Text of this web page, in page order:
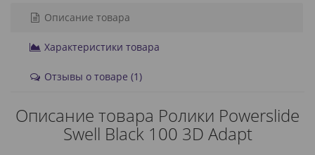
Описание товара
Характеристики товара
Отзывы о товаре (1)
Описание товара Ролики Powerslide
Swell Black 100 3D Adapt